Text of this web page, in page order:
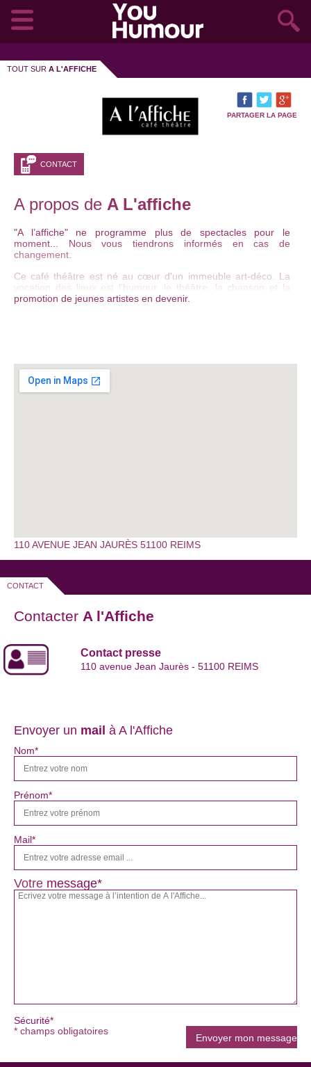
TOUT SUR A L'AFFICHE
PARTAGER LA PAGE
CONTACT
A propos de A L'affiche
"A l’affiche" ne programme plus de spectacles pour le
moment... Nous vous tiendrons informés en cas de
changement.
Ce café théâtre est né au cœur d'un immeuble art-déco. La
vocation des lieux est l’humour, le théâtre, la chanson et la
promotion de jeunes artistes en devenir.
110 AVENUE JEAN JAURÈS 51100 REIMS
CONTACT
Contacter A l'Affiche
Contact presse
110 avenue Jean Jaurès - 51100 REIMS
Envoyer un mail à A l'Affiche
Nom*
Prénom*
Mail*
Votre message*
Sécurité*
* champs obligatoires